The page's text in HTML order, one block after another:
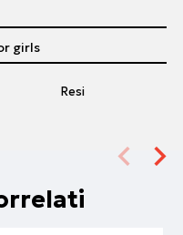
Resi
girls